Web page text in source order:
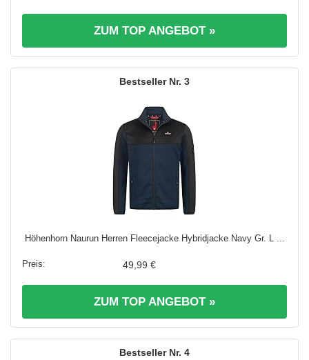
ZUM TOP ANGEBOT »
3
Höhenhorn Naurun Herren Fleecejacke Hybridjacke Navy Gr. L ...
49,99 €
ZUM TOP ANGEBOT »
4